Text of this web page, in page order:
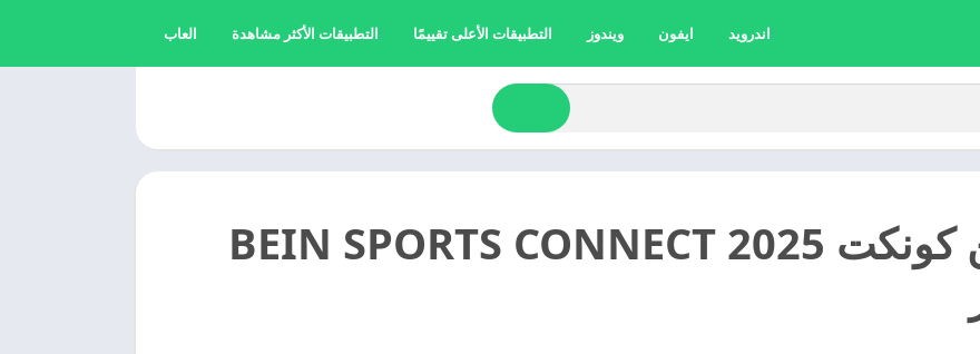
اندرويد ايفون ويندوز التطبيقات الأعلى تقييمًا التطبيقات الأكثر مشاهدة العاب
تحميل بين كونكت 2025 BEIN SPORTS CONNECT